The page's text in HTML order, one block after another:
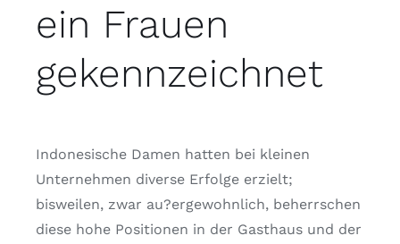
ein Frauen
gekennzeichnet
Indonesische Damen hatten bei kleinen
Unternehmen diverse Erfolge erzielt;
bisweilen, zwar au?ergewohnlich, beherrschen
diese hohe Positionen in der Gasthaus und der